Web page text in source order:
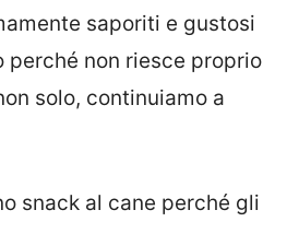
saporiti e gustosi
perché non riesce proprio
solo, continuiamo a